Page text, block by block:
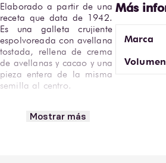
Elaborado a partir de una
receta que data de 1942.
Es una galleta crujiente
espolvoreada con avellana
tostada, rellena de crema
de avellanas y cacao y una
pieza entera de la misma
semilla al centro.
especial con Ferrero
Mostrar más
Marca
Volumen